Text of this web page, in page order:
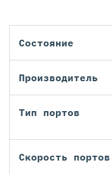
Состояние
Производитель
Тип портов
Скорость портов